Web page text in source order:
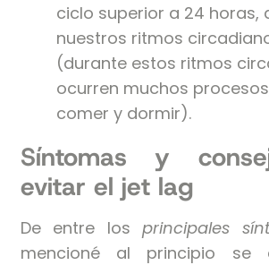
ciclo superior a 24 horas,
nuestros ritmos
(durante estos ritmos
ocurren muchos
comer y dormir).
Síntomas y
evitar el jet lag
De entre losprincipales
mencioné al principio se